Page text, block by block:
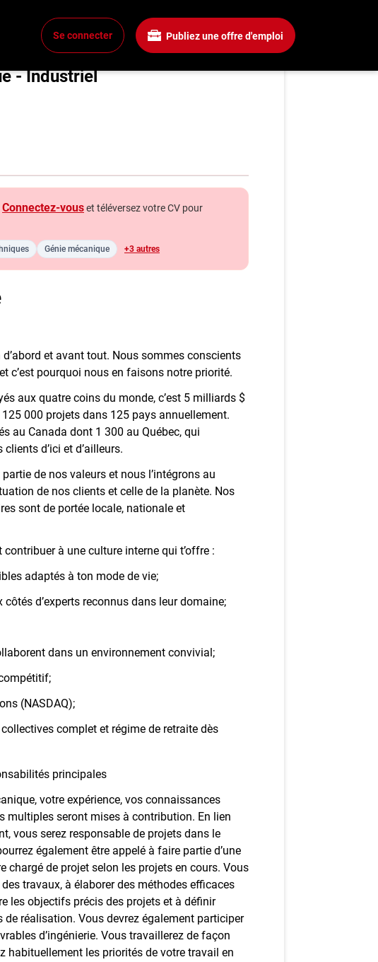
Se connecter Publiez une offre d'emploi
Compagnies
Ma boîte à outils
Conseils carrière
Métiers
Employeurs
chargé(e) de projets
- Industriel
Connectez-vouset téléversez votre CV pour
Génie mécanique +3 autres
d’abord et avant tout. Nous sommes conscients
c’est pourquoi nous en faisons notre priorité.
aux quatre coins du monde, c’est 5 milliards $
000 projets dans 125 pays annuellement.
au Canada dont 1 300 au Québec, qui
d’ici et d’ailleurs.
de nos valeurs et nous l’intégrons au
de nos clients et celle de la planète. Nos
sont de portée locale, nationale et
contribuer à une culture interne qui t’offre :
adaptés à ton mode de vie;
côtés d’experts reconnus dans leur domaine;
dans un environnement convivial;
(NASDAQ);
complet et régime de retraite dès
principales
votre expérience, vos connaissances
multiples seront mises à contribution. En lien
vous serez responsable de projets dans le
également être appelé à faire partie d’une
chargé de projet selon les projets en cours. Vous
travaux, à élaborer des méthodes efficaces
les objectifs précis des projets et à définir
de réalisation. Vous devrez également participer
d’ingénierie. Vous travaillerez de façon
habituellement les priorités de votre travail en